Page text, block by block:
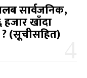
सार्वजनिक,
खाँदा
(सूचीसहित)